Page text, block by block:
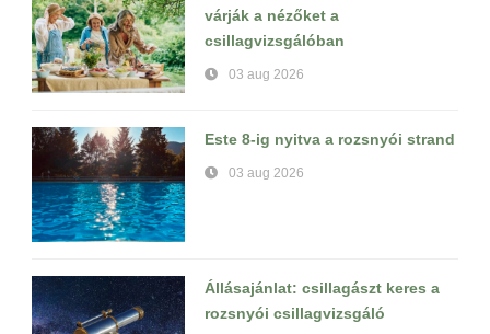
várják a nézőket a
csillagvizsgálóban
03 aug 2026
Este 8-ig nyitva a rozsnyói strand
03 aug 2026
Állásajánlat: csillagászt keres a
rozsnyói csillagvizsgáló